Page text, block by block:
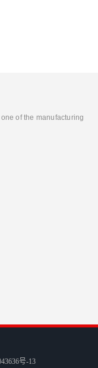
of the manufacturing
号-13